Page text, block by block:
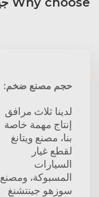
حجم مصنع ضخم:
لدينا ثلاث مرافق
إنتاج مهمة خاصة
بنا، مصنع ويتانغ
لقطع غيار
السيارات
المسبوكة، ومصنع
سوزهو جينتشنغ